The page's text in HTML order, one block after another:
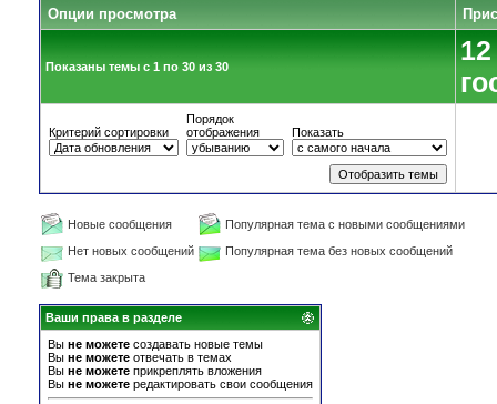
Опции просмотра
Показаны темы с 1 по 30 из 30
Критерий сортировки
Порядок
отображения
Показать
Новые сообщения
Популярная тема с новыми сообщениями
Нет новых сообщений
Популярная тема без новых сообщений
Тема закрыта
Ваши права в разделе
Вы не можете создавать новые темы
Вы не можете отвечать в темах
Вы не можете прикреплять вложения
Вы не можете редактировать свои сообщения